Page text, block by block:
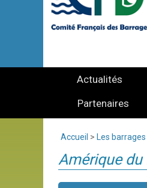
Actualités
Partenaires
Accueil > Les barrages
Amérique du